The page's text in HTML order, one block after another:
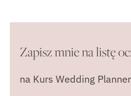
Zapisz mnie na listę
na Kurs Wedding